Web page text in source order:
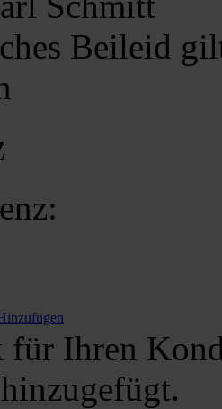
Beileid
für Ihren